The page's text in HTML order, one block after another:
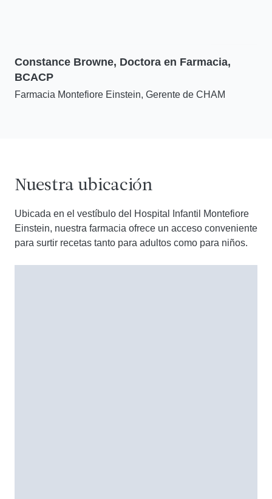
Constance Browne, Doctora en Farmacia,
BCACP
Farmacia Montefiore Einstein, Gerente de CHAM
Nuestra ubicación
Ubicada en el vestíbulo del Hospital Infantil Montefiore
Einstein, nuestra farmacia ofrece un acceso conveniente
para surtir recetas tanto para adultos como para niños.